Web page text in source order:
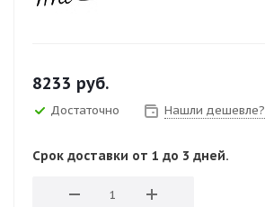
8233 руб.
Достаточно Нашли дешевле?
Срок доставки от 1 до 3 дней.